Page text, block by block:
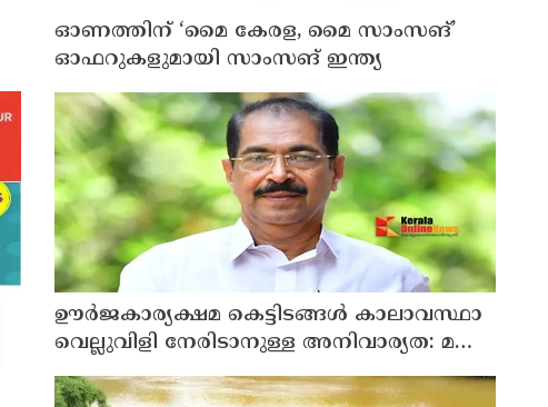
ഓണത്തിന് ‘മൈ കേരള, മൈ സാംസങ്’
ഓഫറുകളുമായി സാംസങ് ഇന്ത്യ
ഊർജകാര്യക്ഷമ കെട്ടിടങ്ങൾ കാലാവസ്ഥാ
വെല്ലുവിളി നേരിടാനുള്ള അനിവാര്യത: മന്ത്രി
സണ്ണി ജോസഫ്